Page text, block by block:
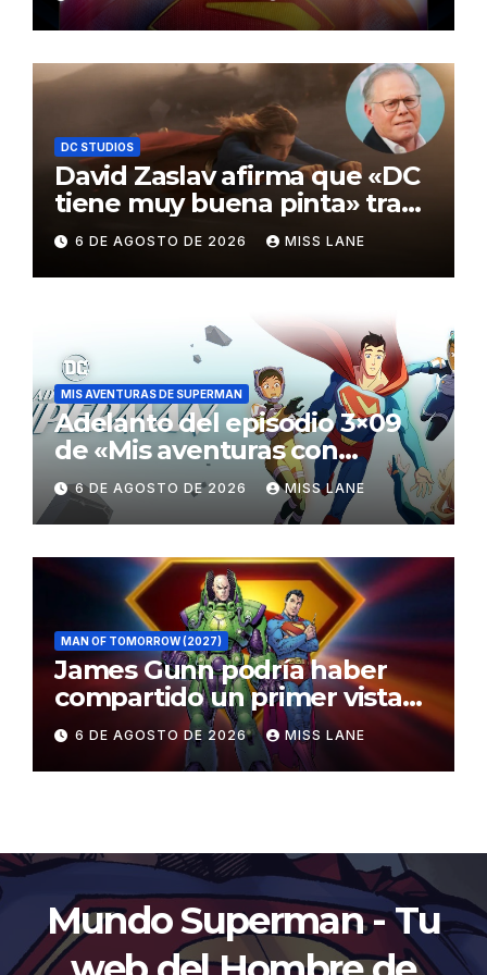
Awards
DC STUDIOS
David Zaslav afirma que «DC
tiene muy buena pinta» tras
el fracaso de «Supergirl»
6 DE AGOSTO DE 2026 MISS LANE
MIS AVENTURAS DE SUPERMAN
Adelanto del episodio 3×09
de «Mis aventuras con
Superman»
6 DE AGOSTO DE 2026 MISS LANE
MAN OF TOMORROW (2027)
James Gunn podría haber
compartido un primer vistazo
al traje de Brainiac
6 DE AGOSTO DE 2026 MISS LANE
Mundo Superman - Tu